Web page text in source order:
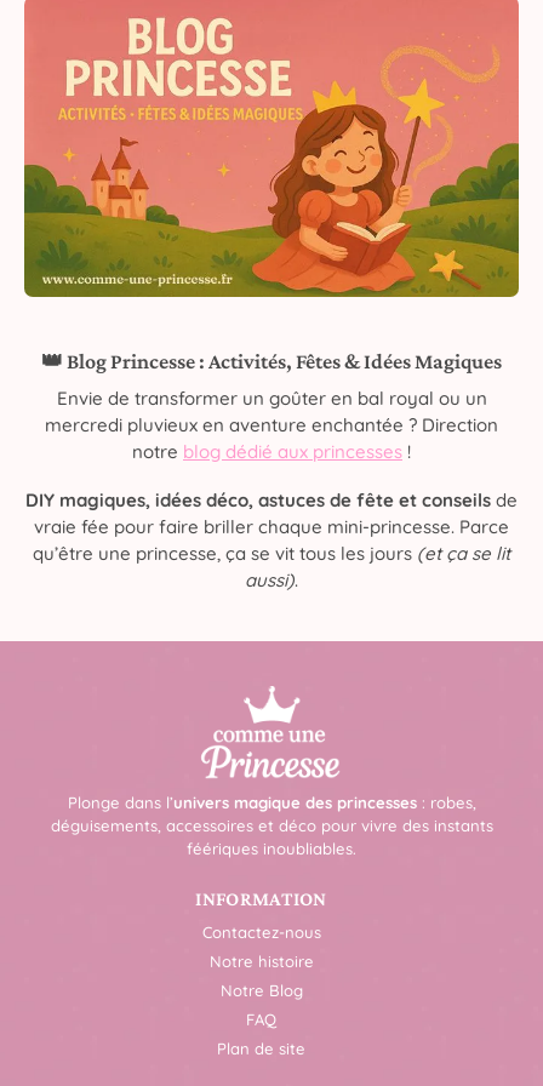
👑 Blog Princesse : Activités, Fêtes & Idées Magiques
Envie de transformer un goûter en bal royal ou un
mercredi pluvieux en aventure enchantée ? Direction
notre blog dédié aux princesses !
DIY magiques, idées déco, astuces de fête et conseils de
vraie fée pour faire briller chaque mini-princesse. Parce
qu’être une princesse, ça se vit tous les jours (et ça se lit
aussi).
Plonge dans l’univers magique des princesses: robes,
déguisements, accessoires et déco pour vivre des instants
féériques inoubliables.
INFORMATION
Contactez-nous
Notre histoire
Notre Blog
FAQ
Plan de site